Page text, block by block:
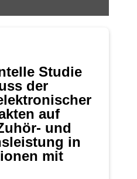
Studie
der
auf
und
in
mit